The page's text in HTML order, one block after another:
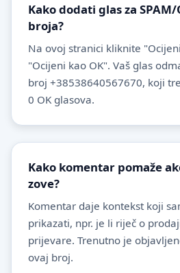
Kako dodati glas za
broja?
Na ovoj stranici kliknite
"Ocijeni kao OK". Vaš glas
broj +38538640567670, koji
0 OK glasova.
Kako komentar pomaže
zove?
Komentar daje kontekst koji
prikazati, npr. je li riječ o
prijevare. Trenutno je
ovaj broj.